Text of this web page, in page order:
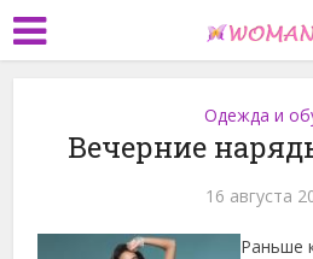
Одежда и
Вечерние
16 августа
Раньше